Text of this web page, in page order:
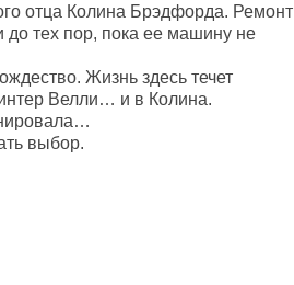
отца Колина Брэдфорда. Ремонт
до тех пор, пока ее машину не
Жизнь здесь течет
Велли… и в Колина.
выбор.